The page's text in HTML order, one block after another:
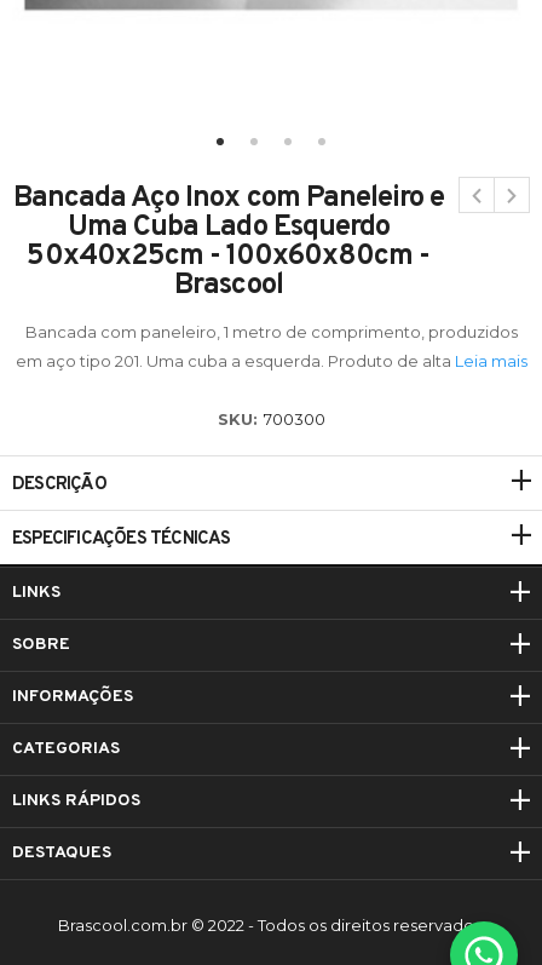
Bancada Aço Inox com Paneleiro e
Uma Cuba Lado Esquerdo
50x40x25cm - 100x60x80cm -
Brascool
Bancada com paneleiro, 1 metro de comprimento, produzidos
em aço tipo 201. Uma cuba a esquerda. Produto de alta Leia mais
SKU: 700300
DESCRIÇÃO
ESPECIFICAÇÕES TÉCNICAS
LINKS
SOBRE
INFORMAÇÕES
CATEGORIAS
LINKS RÁPIDOS
DESTAQUES
Brascool.com.br © 2022 - Todos os direitos reservados.